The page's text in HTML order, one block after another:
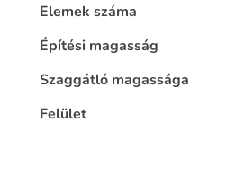
Elemek száma
Építési magasság
Szaggátló magassága
Felület